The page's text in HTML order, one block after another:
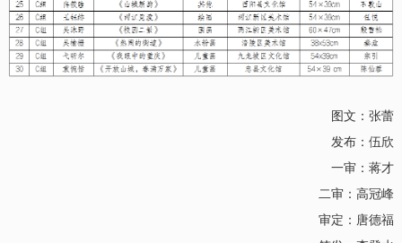
图文：张蕾
发布：伍欣
一审：蒋才
二审：高冠峰
审定：唐德福